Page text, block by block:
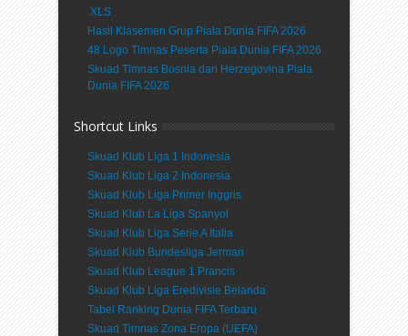
.XLS
Hasil Klasemen Grup Piala Dunia FIFA 2026
48 Logo Timnas Peserta Piala Dunia FIFA 2026
Skuad Timnas Bosnia dan Herzegovina Piala
Dunia FIFA 2026
Shortcut Links
Skuad Klub Liga 1 Indonesia
Skuad Klub Liga 2 Indonesia
Skuad Klub Liga Primer Inggris
Skuad Klub La Liga Spanyol
Skuad Klub Liga Serie A Italia
Skuad Klub Bundesliga Jerman
Skuad Klub League 1 Prancis
Skuad Klub Liga Eredivisie Belanda
Tabel Ranking Dunia FIFA Terbaru
Skuad Timnas Zona Eropa (UEFA)